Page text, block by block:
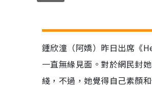
鍾欣潼（阿嬌）昨日出席《
一直無緣見面。對於網民封
綫，不過，她覺得自己素顏